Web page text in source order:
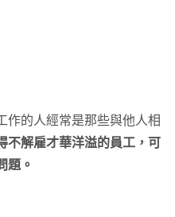
作的人經常是那些與他人相
不解雇才華洋溢的員工，可
題。